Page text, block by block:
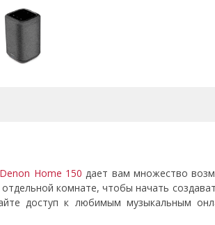
Denon Home 150 дает вам множество
комнате, чтобы начать
доступ к любимым музыкальным